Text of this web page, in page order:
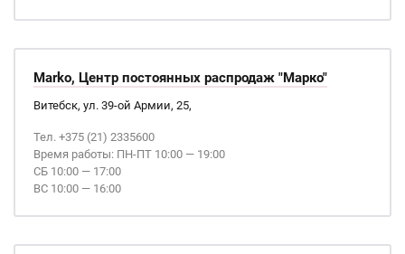
Marko, Центр постоянных распродаж "Марко"
Витебск, ул. 39-ой Армии, 25,
Тел. +375 (21) 2335600
Время работы: ПН-ПТ 10:00 — 19:00
СБ 10:00 — 17:00
ВС 10:00 — 16:00